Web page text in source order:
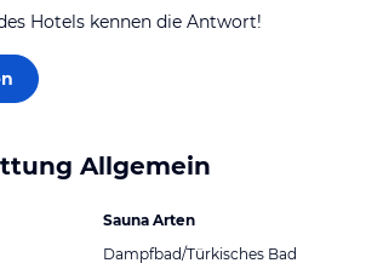
Hotels kennen die Antwort!
Allgemein
Sauna Arten
Dampfbad/Türkisches Bad